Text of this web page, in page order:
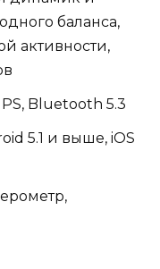
баланса,
активности,
Bluetooth 5.3
5.1 и выше, iOS